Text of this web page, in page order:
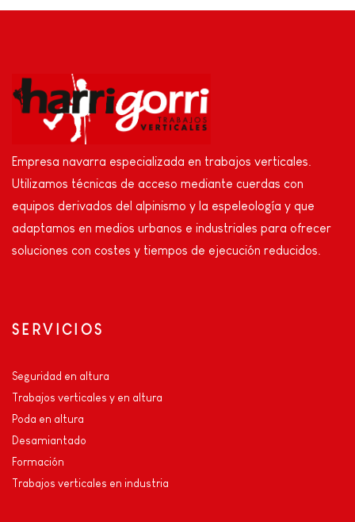
Empresa navarra especializada en trabajos verticales.
Utilizamos técnicas de acceso mediante cuerdas con
equipos derivados del alpinismo y la espeleología y que
adaptamos en medios urbanos e industriales para ofrecer
soluciones con costes y tiempos de ejecución reducidos.
SERVICIOS
Seguridad en altura
Trabajos verticales y en altura
Poda en altura
Desamiantado
Formación
Trabajos verticales en industria